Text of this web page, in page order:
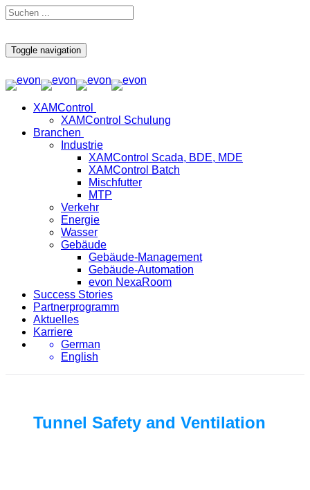
Toggle navigation
XAMControl
XAMControl Schulung
Branchen
Industrie
XAMControl Scada, BDE, MDE
XAMControl Batch
Mischfutter
MTP
Verkehr
Energie
Wasser
Gebäude
Gebäude-Management
Gebäude-Automation
evon NexaRoom
Success Stories
Partnerprogramm
Aktuelles
Karriere
German
English
Tunnel Safety and Ventilation